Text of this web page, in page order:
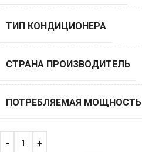
ТИП КОНДИЦИОНЕРА
СТРАНА ПРОИЗВОДИТЕЛЬ
ПОТРЕБЛЯЕМАЯ МОЩНОСТЬ